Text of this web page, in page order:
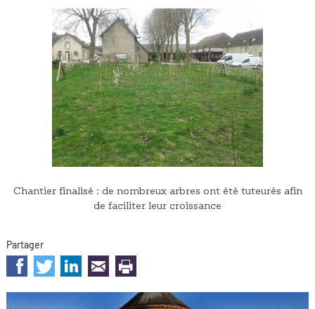
Chantier finalisé : de nombreux arbres ont été tuteurés afin
de faciliter leur croissance
Partager
sur les réseaux sociaux